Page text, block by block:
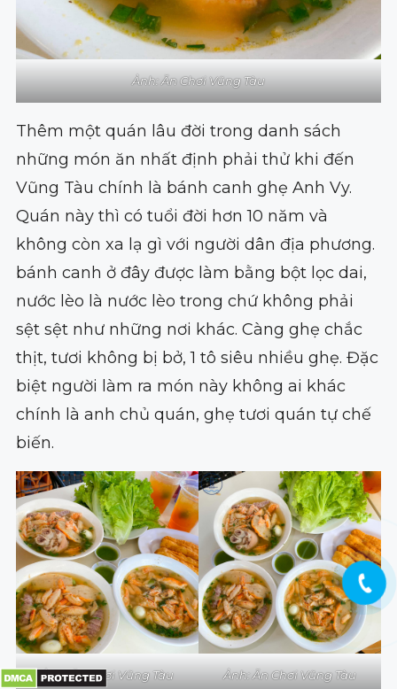
Ảnh: Ăn Chơi Vũng Tàu
Thêm một quán lâu đời trong danh sách
những món ăn nhất định phải thử khi đến
Vũng Tàu chính là bánh canh ghẹ Anh Vy.
Quán này thì có tuổi đời hơn 10 năm và
không còn xa lạ gì với người dân địa phương.
bánh canh ở đây được làm bằng bột lọc dai,
nước lèo là nước lèo trong chứ không phải
sệt sệt như những nơi khác. Càng ghẹ chắc
thịt, tươi không bị bở, 1 tô siêu nhiều ghẹ. Đặc
biệt người làm ra món này không ai khác
chính là anh chủ quán, ghẹ tươi quán tự chế
biến.
Ảnh: Ăn Chơi Vũng Tàu Ảnh: Ăn Chơi Vũng Tàu